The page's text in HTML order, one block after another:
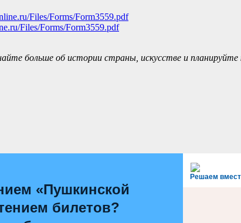
Files/Forms/Form3559.pdf
больше об истории страны, искусстве и
Решаем
«Пушкинской
билетов?